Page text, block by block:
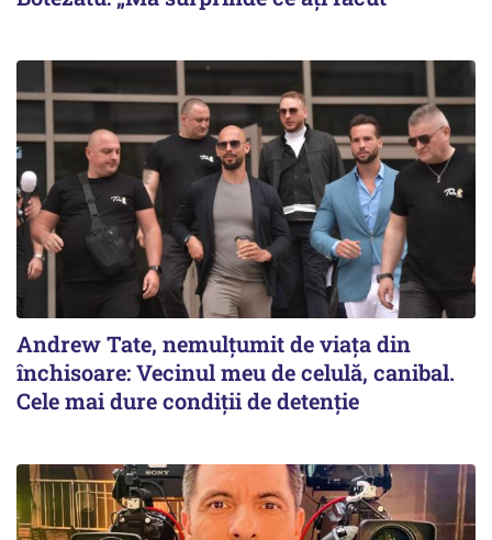
Andrew Tate, nemulțumit de viața din
închisoare: Vecinul meu de celulă, canibal.
Cele mai dure condiții de detenție